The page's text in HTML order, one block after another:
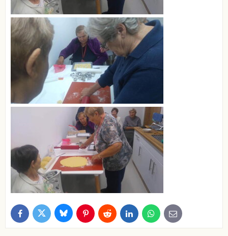
FacebookTwitter BlueskyPinterestReddit LinkedInWhatsApp
E-
mail